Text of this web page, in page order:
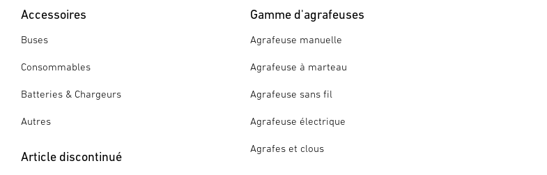
Accessoires
Buses
Consommables
Batteries & Chargeurs
Autres
Article discontinué
Gamme d'agrafeuses
Agrafeuse manuelle
Agrafeuse à marteau
Agrafeuse sans fil
Agrafeuse électrique
Agrafes et clous